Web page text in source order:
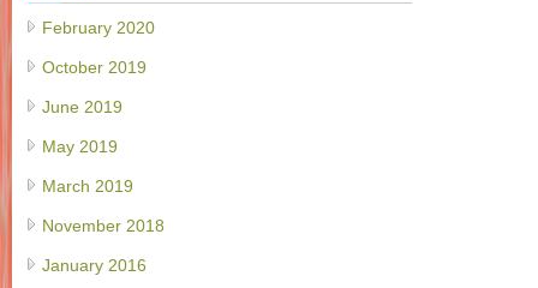
February 2020
October 2019
June 2019
May 2019
March 2019
November 2018
January 2016